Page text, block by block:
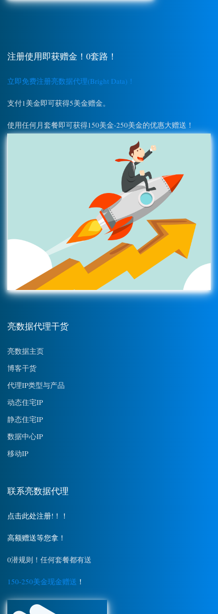
注册使用即获赠金！0套路！
立即免费注册亮数据代理(Bright Data)！
支付1美金即可获得5美金赠金。
使用任何月套餐即可获得150美金-250美金的优惠大赠送！
亮数据代理干货
亮数据主页
博客干货
代理IP类型与产品
动态住宅IP
静态住宅IP
数据中心IP
移动IP
联系亮数据代理
点击此处注册!！！
高额赠送等您拿！
0潜规则！任何套餐都有送
150-250美金现金赠送 ！